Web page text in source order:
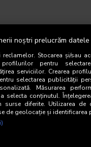
noștri prelucrăm
reclamelor. Stocarea și/sau
pentru
serviciilor. Crearea
selectarea publicității
Măsurarea
selecta conținutul.
surse diferite. Utilizarea de
de geolocație și